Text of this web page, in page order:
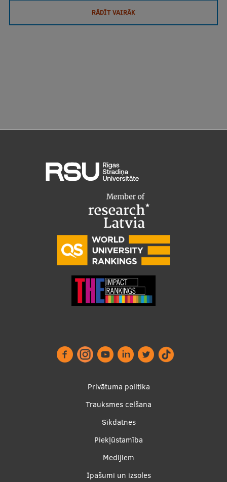
RĀDĪT VAIRĀK
Privātuma politika
Trauksmes celšana
Sīkdatnes
Piekļūstamība
Medijiem
Īpašumi un izsoles